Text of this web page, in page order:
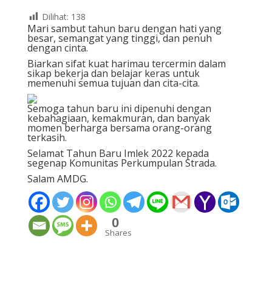
Dilihat: 138
Mari sambut tahun baru dengan hati yang
besar, semangat yang tinggi, dan penuh
dengan cinta.
Biarkan sifat kuat harimau tercermin dalam
sikap bekerja dan belajar keras untuk
memenuhi semua tujuan dan cita-cita.
Semoga tahun baru ini dipenuhi dengan
kebahagiaan, kemakmuran, dan banyak
momen berharga bersama orang-orang
terkasih.
Selamat Tahun Baru Imlek 2022 kepada
segenap Komunitas Perkumpulan Strada.
Salam AMDG.
0
Shares